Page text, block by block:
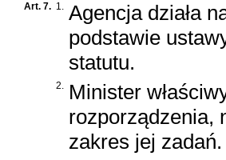
Art. 7. 1. Agencja działa
podstawie
statutu.
2. Minister
rozporządzenia,
zakres jej zadań.